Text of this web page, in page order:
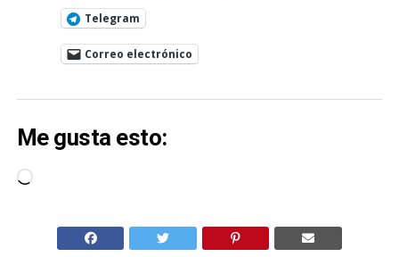
Telegram
Correo electrónico
Me gusta esto:
Cargando...